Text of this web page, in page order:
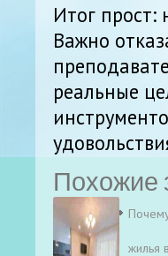
Итог прост:
Важно
реальные
Похожие
жилья